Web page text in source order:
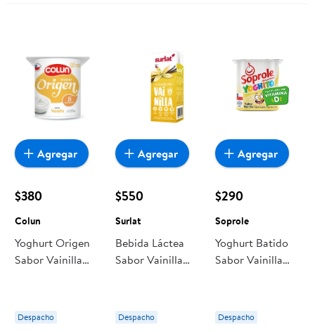
$380
Colun
Yoghurt Origen
Sabor Vainilla
Despacho
Agregar
$550
Surlat
Bebida Láctea
Sabor Vainilla
Despacho
Agregar
$290
Soprole
Yoghurt Batido
Sabor Vainilla
Despacho
Agregar